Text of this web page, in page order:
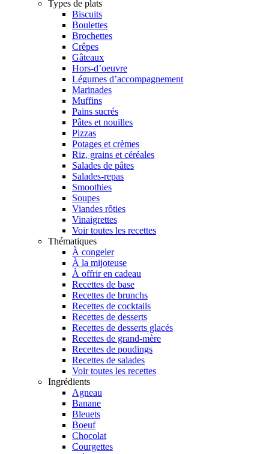
Types de plats
Biscuits
Boulettes
Brochettes
Crêpes
Gâteaux
Hors-d’oeuvre
Légumes d’accompagnement
Marinades
Muffins
Pains sucrés
Pâtes et nouilles
Pizzas
Potages et crèmes
Riz, grains et céréales
Salades de pâtes
Salades-repas
Smoothies
Soupes
Viandes rôties
Vinaigrettes
Voir toutes les recettes
Thématiques
À congeler
À la mijoteuse
À offrir en cadeau
Recettes de base
Recettes de brunchs
Recettes de cocktails
Recettes de desserts
Recettes de desserts glacés
Recettes de grand-mère
Recettes de poudings
Recettes de salades
Voir toutes les recettes
Ingrédients
Agneau
Banane
Bleuets
Boeuf
Chocolat
Courgettes